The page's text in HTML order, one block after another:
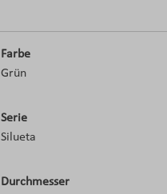
Farbe
Grün
Serie
Silueta
Durchmesser